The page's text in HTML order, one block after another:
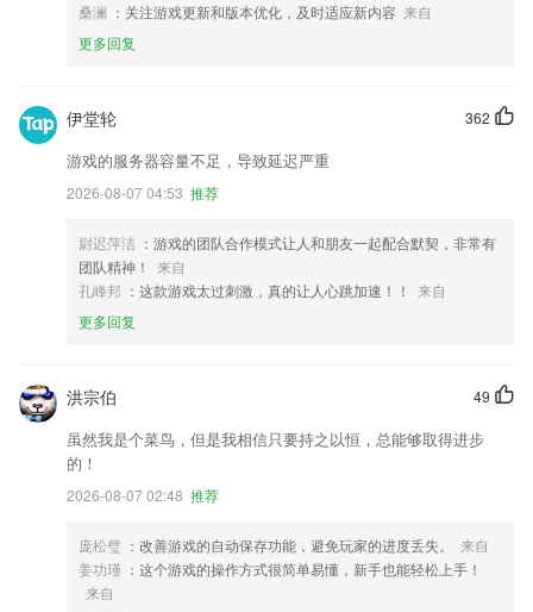
桑澜 ：关注游戏更新和版本优化，及时适应新内容 来自
更多回复
362
伊堂轮
游戏的服务器容量不足，导致延迟严重
2026-08-07 04:53 推荐
尉迟萍洁 ：游戏的团队合作模式让人和朋友一起配合默契，非常有
团队精神！
来自
孔峰邦 ：这款游戏太过刺激，真的让人心跳加速！！
来自
更多回复
49
洪宗伯
虽然我是个菜鸟，但是我相信只要持之以恒，总能够取得进步
的！
2026-08-07 02:48 推荐
庞松璧 ：改善游戏的自动保存功能，避免玩家的进度丢失。
来自
姜功瑾 ：这个游戏的操作方式很简单易懂，新手也能轻松上手！
来自